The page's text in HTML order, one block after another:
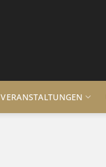
VERANSTALTUNGEN